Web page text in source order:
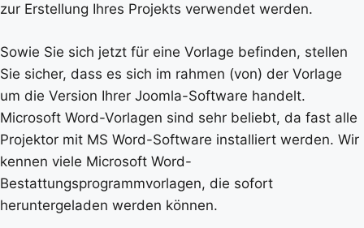
zur Erstellung Ihres Projekts verwendet werden.
Sowie Sie sich jetzt für eine Vorlage befinden, stellen
Sie sicher, dass es sich im rahmen (von) der Vorlage
um die Version Ihrer Joomla-Software handelt.
Microsoft Word-Vorlagen sind sehr beliebt, da fast alle
Projektor mit MS Word-Software installiert werden. Wir
kennen viele Microsoft Word-
Bestattungsprogrammvorlagen, die sofort
heruntergeladen werden können.